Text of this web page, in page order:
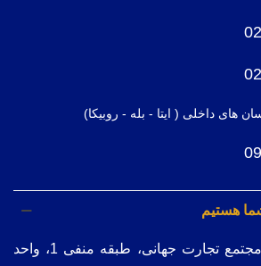
های داخلی ( ایتا - بله - روبیکا)
هستیم
میدان فردوسی، مجتمع تجارت جهانی، طبقه منفی 1، واحد